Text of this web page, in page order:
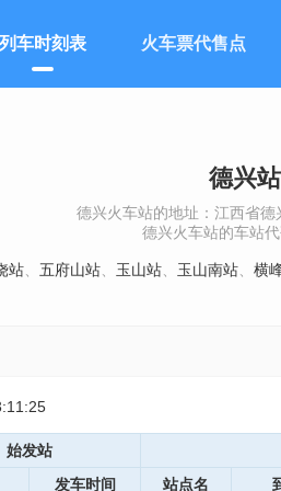
列车时刻表 火车票代售点
德兴站
德兴火车站的地址：江西省德
德兴火车站的车站
站 五府山站 玉山站 玉山南站 横
始发站
发车时间
站点名